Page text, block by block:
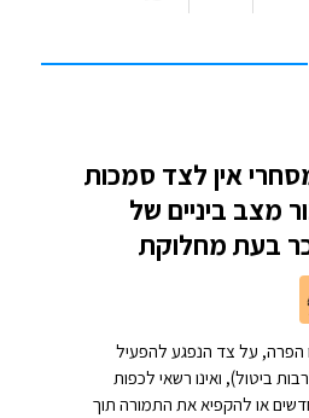
אין לצד סמכות
מצב ביניים של
בעת מחלוקת
הפרה, על צד הנפגע להפעיל
ביטול), ואינו רשאי לכפות
או להקפיא את התמורה תוך